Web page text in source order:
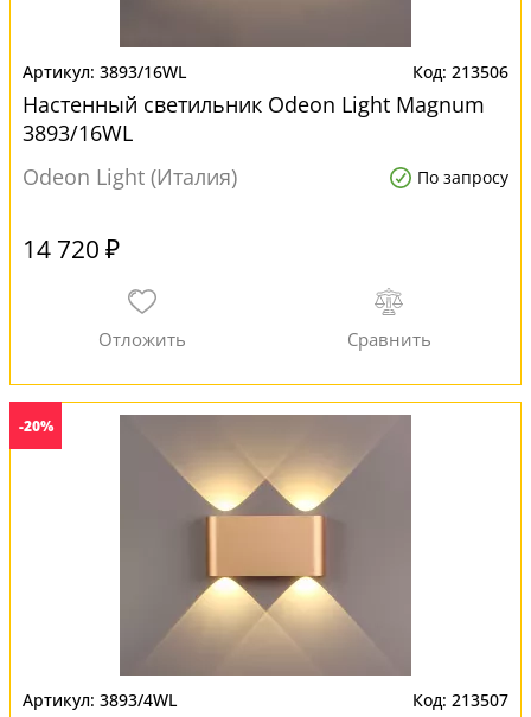
3893/16WL 213506
Настенный светильник Odeon Light Magnum
3893/16WL
Odeon Light (Италия)
По запросу
14 720 ₽
-20%
3893/4WL 213507